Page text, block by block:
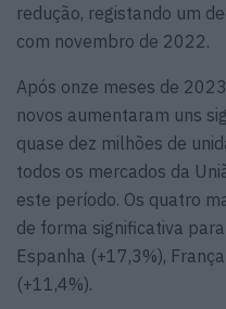
redução, registando um
com novembro de 2022.
Após onze meses de
novos aumentaram uns
quase dez milhões de
todos os mercados da
este período. Os quatro
de forma significativa
Espanha (+17,3%),
(+11,4%).